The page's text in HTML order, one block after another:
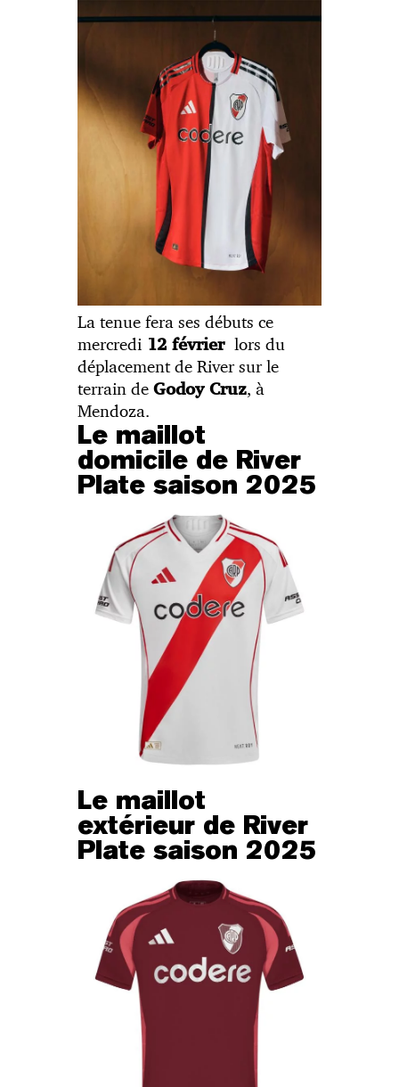
La tenue fera ses débuts ce
mercredi12 févrierlors du
déplacement de River sur le
terrain de Godoy Cruz, à
Mendoza.
Le maillot
domicile de River
Plate saison 2025
Le maillot
extérieur de River
Plate saison 2025